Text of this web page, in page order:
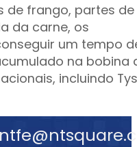
de frango, partes de
da carne, os
um tempo
na bobina
incluindo